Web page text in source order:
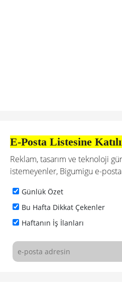
E-Posta Listesine
Reklam, tasarım ve teknoloji
istemeyenler, Bigumigu e-
Günlük Özet
Bu Hafta Dikkat Çekenler
Haftanın İş İlanları